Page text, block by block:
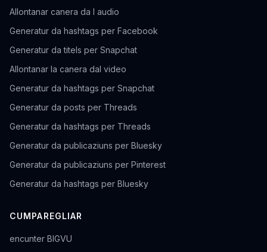
Allontanar canera da l audio
Generatur da hashtags per Facebook
Generatur da titels per Snapchat
Allontanar la canera dal video
Generatur da hashtags per Snapchat
Generatur da posts per Threads
Generatur da hashtags per Threads
Generatur da publicaziuns per Bluesky
Generatur da publicaziuns per Pinterest
Generatur da hashtags per Bluesky
CUMPAREGLIAR
encunter BIGVU